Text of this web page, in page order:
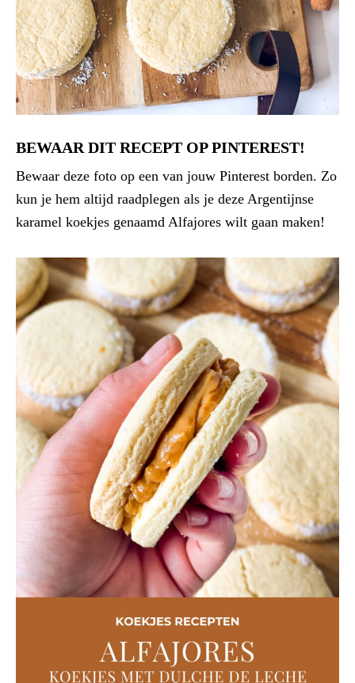
BEWAAR DIT RECEPT OP PINTEREST!
Bewaar deze foto op een van jouw Pinterest borden. Zo
kun je hem altijd raadplegen als je deze Argentijnse
karamel koekjes genaamd Alfajores wilt gaan maken!